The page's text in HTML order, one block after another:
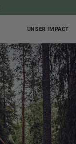
UNSER IMPACT